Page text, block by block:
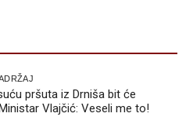
pršuta iz Drniša bit će
Vlajčić: Veseli me to!